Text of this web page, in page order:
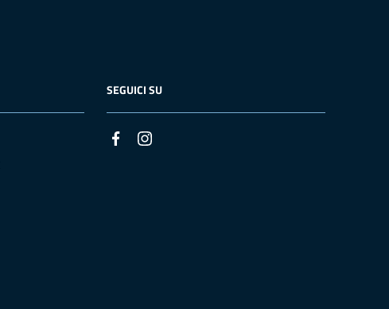
SEGUICI SU